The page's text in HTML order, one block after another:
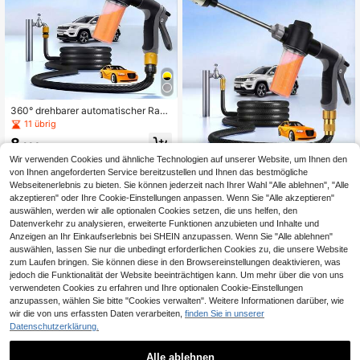
360° drehbarer automatischer Rase
nsprenger mit Anschluss und Zubeh
örset, manuell einstellbarer Drehar
m, 12 Düsen, DIY-Komponenten für
automatisches Bewässerungssyste
m, Mehrwinkel-Großflächenabdeck
ung für Garten, Rasen, Terrasse, Blu
menbeet, Dachkühlung, Außenbew
ässerung, langanhaltend Kunststoff
material, kein Strom erforderlich
11 übrig
8,93€
2 andere Händler
1 Set Multifunktions Hochdruck Aut
o Waschen Sprühpistole mit Schau
m Seifenflasche, langanhaltend rob
uste Düse, einstellbarer Wasserfluss
Reinigungswerkzeug, geeignet für
Motorrad und Fahrzeugwäsche, Ha
usgarten Bewässerung und Bewäss
erung, Schwerlast Outdoor Auto Pfl
ege Reinigungszubehör
7 übrig
4
Wir verwenden Cookies und ähnliche Technologien auf unserer Website, um Ihnen den
von Ihnen angeforderten Service bereitzustellen und Ihnen das bestmögliche
Webseitenerlebnis zu bieten. Sie können jederzeit nach Ihrer Wahl "Alle ablehnen", "Alle
akzeptieren" oder Ihre Cookie-Einstellungen anpassen. Wenn Sie "Alle akzeptieren"
auswählen, werden wir alle optionalen Cookies setzen, die uns helfen, den
Datenverkehr zu analysieren, erweiterte Funktionen anzubieten und Inhalte und
Anzeigen an Ihr Einkaufserlebnis bei SHEIN anzupassen. Wenn Sie "Alle ablehnen"
auswählen, lassen Sie nur die unbedingt erforderlichen Cookies zu, die unsere Website
zum Laufen bringen. Sie können diese in den Browsereinstellungen deaktivieren, was
jedoch die Funktionalität der Website beeinträchtigen kann. Um mehr über die von uns
verwendeten Cookies zu erfahren und Ihre optionalen Cookie-Einstellungen
anzupassen, wählen Sie bitte "Cookies verwalten". Weitere Informationen darüber, wie
wir die von uns erfassten Daten verarbeiten, finden Sie in unserer
Datenschutzerklärung.
Alle ablehnen